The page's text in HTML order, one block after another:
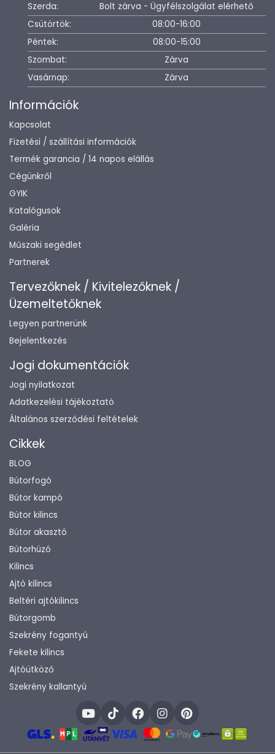
Szerda:
Bolt zárva - Ügyfélszolgálat elérhető
Csütörtök:
08:00-16:00
Péntek:
08:00-15:00
Szombat:
Zárva
Vasárnap:
Zárva
Információk
Kapcsolat
Fizetési / szállítási információk
Termék garancia / 14 napos elállás
Cégünkről
GYIK
Katalógusok
Galéria
Műszaki segédlet
Partnerek
Tervezőknek / Kivitelezőknek /
Üzemeltetőknek
Legyen partnerünk
Bejelentkezés
Jogi dokumentációk
Jogi nyilatkozat
Adatkezelési tájékoztató
Általános szerződési feltételek
Cikkek
BLOG
Bútorfogó
Bútor kampó
Bútor kilincs
Bútor akasztó
Bútorhúzó
Kilincs
Ajtó kilincs
Beltéri ajtókilincs
Bútorgomb
Szekrény fogantyú
Fekete kilincs
Ajtóütköző
Szekrény kallantyú